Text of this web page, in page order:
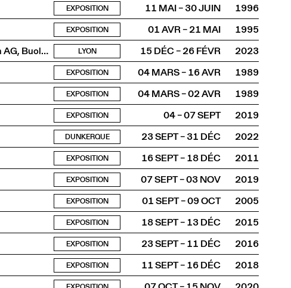
EXPOSITION 11 MAI – 30 JUIN
1996
EXPOSITION 01 AVR – 21 MAI
1995
ASBR / Truwant + Rodet +, Boltshauser Architekten AG, Buol & Zünd, COCI, Wilfried Dechau, Rahbaran Hürzeler Architects, Rapin Saiz Architectes LYON 15 DÉC – 26 FÉVR
2023
EXPOSITION 04 MARS – 16 AVR
1989
EXPOSITION 04 MARS – 02 AVR
1989
EXPOSITION 04 – 07 SEPT
2019
DUNKERQUE 23 SEPT – 31 DÉC
2022
EXPOSITION 16 SEPT – 18 DÉC
2011
EXPOSITION 07 SEPT – 03 NOV
2019
EXPOSITION 01 SEPT – 09 OCT
2005
EXPOSITION 18 SEPT – 13 DÉC
2015
EXPOSITION 23 SEPT – 11 DÉC
2016
EXPOSITION 11 SEPT – 16 DÉC
2018